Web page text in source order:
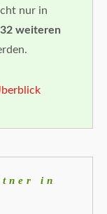
nur in
weiteren
in